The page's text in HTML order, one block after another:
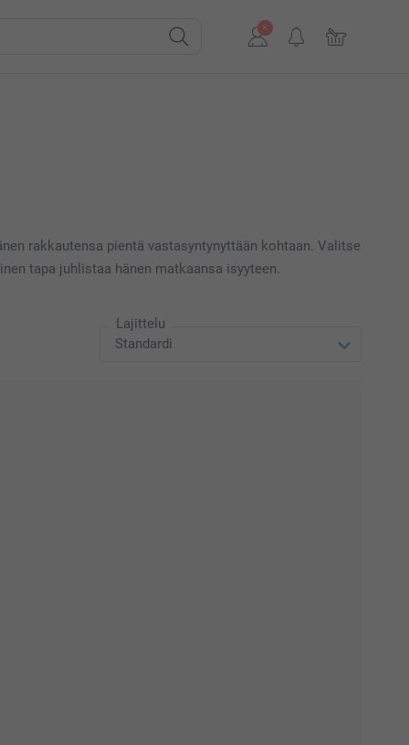
rakkautensa pientä vastasyntynyttään kohtaan. Valitse
tapa juhlistaa hänen matkaansa isyyteen.
Lajittelu